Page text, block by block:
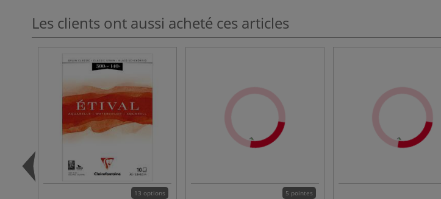
Les clients ont aussi acheté ces articles
13 options 5 pointes